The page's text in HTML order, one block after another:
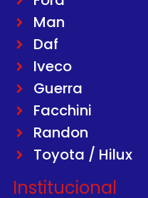
Man
Daf
Iveco
Guerra
Facchini
Randon
Toyota / Hilux
Institucional